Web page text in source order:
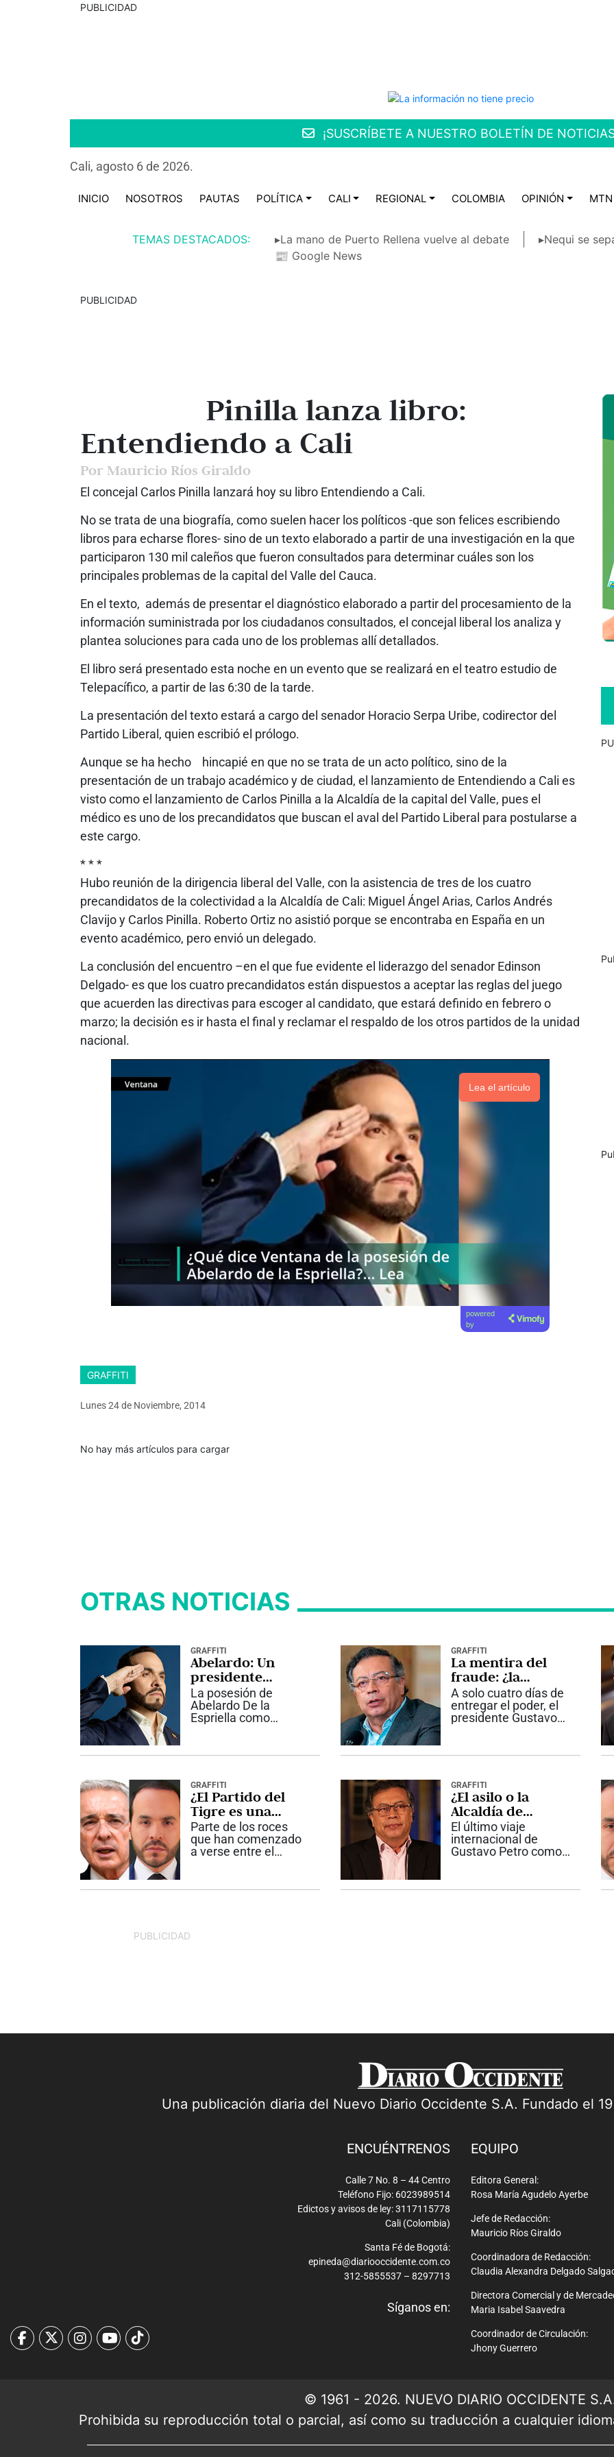
PUBLICIDAD
¡SUSCRÍBETE A NUESTRO BOLETÍN DE
Cali, agosto 6 de 2026.
INICIO NOSOTROS PAUTAS POLÍTICA CALI REGIONAL COLOMBIA OPINIÓN MTN
TEMAS DESTACADOS: ▸La mano de Puerto Rellena vuelve al debate
▸Nequi se
📰 Google News
PUBLICIDAD
Pinilla lanza libro:
Entendiendo a Cali
Por Mauricio Ríos Giraldo
El concejal Carlos Pinilla lanzará hoy su libro Entendiendo a Cali.
No se trata de una biografía, como suelen hacer los políticos -que son felices escribiendo
libros para echarse flores- sino de un texto elaborado a partir de una investigación en la que
participaron 130 mil caleños que fueron consultados para determinar cuáles son los
principales problemas de la capital del Valle del Cauca.
En el texto, además de presentar el diagnóstico elaborado a partir del procesamiento de la
información suministrada por los ciudadanos consultados, el concejal liberal los analiza y
plantea soluciones para cada uno de los problemas allí detallados.
El libro será presentado esta noche en un evento que se realizará en el teatro estudio de
Telepacífico, a partir de las 6:30 de la tarde.
La presentación del texto estará a cargo del senador Horacio Serpa Uribe, codirector del
Partido Liberal, quien escribió el prólogo.
Aunque se ha hecho hincapié en que no se trata de un acto político, sino de la
presentación de un trabajo académico y de ciudad, el lanzamiento de Entendiendo a Cali es
visto como el lanzamiento de Carlos Pinilla a la Alcaldía de la capital del Valle, pues el
médico es uno de los precandidatos que buscan el aval del Partido Liberal para postularse a
este cargo.
* * *
Hubo reunión de la dirigencia liberal del Valle, con la asistencia de tres de los cuatro
precandidatos de la colectividad a la Alcaldía de Cali: Miguel Ángel Arias, Carlos Andrés
Clavijo y Carlos Pinilla. Roberto Ortiz no asistió porque se encontraba en España en un
evento académico, pero envió un delegado.
La conclusión del encuentro –en el que fue evidente el liderazgo del senador Edinson
Delgado- es que los cuatro precandidatos están dispuestos a aceptar las reglas del juego
que acuerden las directivas para escoger al candidato, que estará definido en febrero o
marzo; la decisión es ir hasta el final y reclamar el respaldo de los otros partidos de la unidad
nacional.
Lea el artículo
powered
by
GRAFFITI
Lunes 24de Noviembre, 2014
No hay más artículos para cargar
OTRAS NOTICIAS
GRAFFITI
Abelardo: Un
presidente
diferente
La posesión de
Abelardo De la
Espriella como
es solamente un
romper una tradición
de más de dos siglos
que concentró este
acto exclusivamente
en...
GRAFFITI
La mentira del
fraude: ¿la
estrategia de
Petro para 2027?
A solo cuatro días de
entregar el poder, el
presidente Gustavo
en las elecciones
hizo nuevamente sin
presentar pruebas
concluyentes y...
GRAFFITI
¿El Partido del
Tigre es una
amenaza para el
partido de Uribe?
Parte de los roces
que han comenzado
a verse entre el
expresidente Álvaro
GRAFFITI
¿El asilo o la
Alcaldía de
Bogotá? Los
caminos de Petro
El último viaje
internacional de
Gustavo Petro como
este viernes rumbo a
PUBLICIDAD
Una publicación diaria del Nuevo Diario Occidente S.A. Fundado el
ENCUÉNTRENOS
Calle 7 No. 8 – 44 Centro
Teléfono Fijo: 6023989514
Edictos y avisos de ley: 3117115778
Cali (Colombia)
Santa Fé de Bogotá:
epineda@diariooccidente.com.co
312-5855537 – 8297713
Síganos en:
EQUIPO
Editora General:
Rosa María Agudelo Ayerbe
Jefe de Redacción:
Mauricio Ríos Giraldo
Coordinadora de Redacción:
Claudia Alexandra Delgado
Directora Comercial y de
Maria Isabel Saavedra
Coordinador de Circulación:
Jhony Guerrero
© 1961 - 2026. NUEVO DIARIO OCCIDENTE
Prohibida su reproducción total o parcial, así como su traducción a cualquier